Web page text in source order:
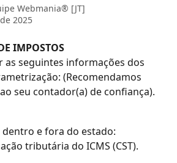
Webmania® [JT]
2025
IMPOSTOS
as seguintes informações dos
(Recomendamos
seu contador(a) de confiança).
dentro e fora do estado:
tributária do ICMS (CST).